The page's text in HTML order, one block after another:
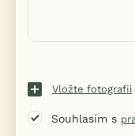
Vložte fotografii
Souhlasím s